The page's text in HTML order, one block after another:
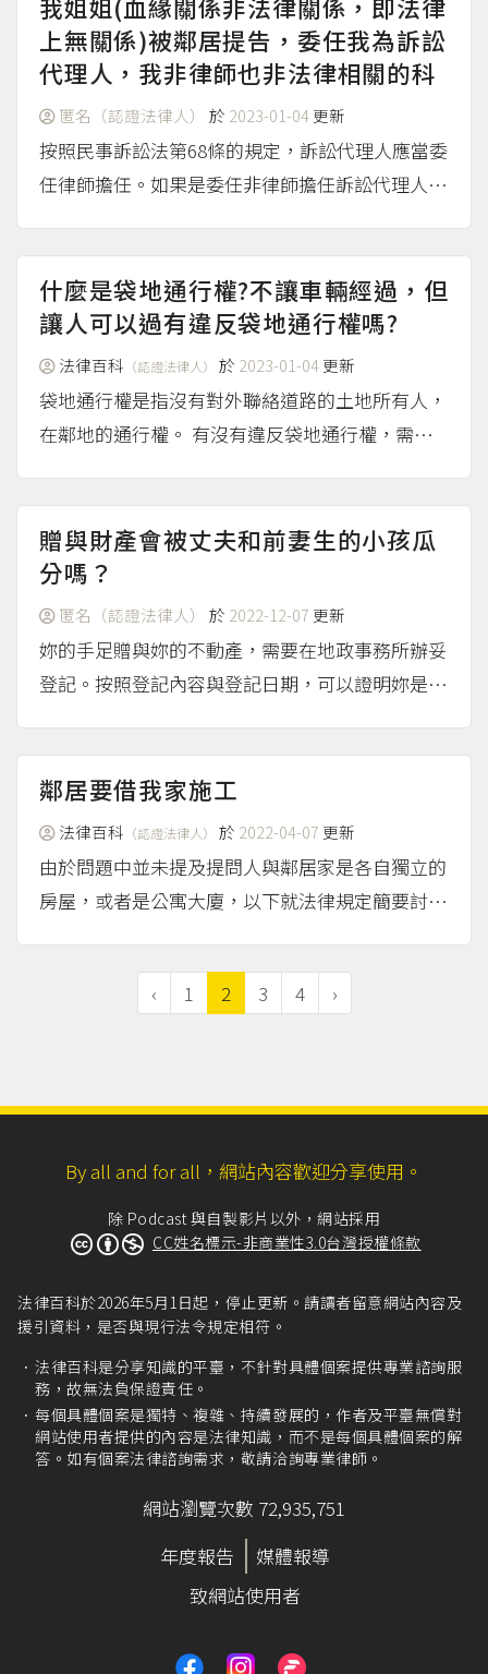
於土地所有權爭議...（more...）
我姐姐(血緣關係非法律關係，即法律
上無關係)被鄰居提告，委任我為訴訟
代理人，我非律師也非法律相關的科
匿名（認證法律人） 於 2023-01-04更新
按照民事訴訟法第68條的規定，訴訟代理人應當委
任律師擔任。如果是委任非律師擔任訴訟代理人，
師為訴訟代理人許可準則》第3條的規定，當事人
可以委任三親等以內的血親為訴訟代理人，必須獲
得該案審判長的許可...（more...）
什麼是袋地通行權?不讓車輛經過，但
讓人可以過有違反袋地通行權嗎?
法律百科 （認證法律人） 於 2023-01-04更新
袋地通行權是指沒有對外聯絡道路的土地所有人，
在鄰地的通行權。 有沒有違反袋地通行權，需要
詳細說明： 什麼是袋地通行權 袋地通行權是為了
發揮土地價值 「袋地」一詞是參考日本法規定而
來，指沒有對外聯絡...
贈與財產會被丈夫和前妻生的小孩瓜
分嗎？
匿名（認證法律人） 於 2022-12-07 更新
妳的手足贈與妳的不動產，需要在地政事務所辦妥
登記。按照登記內容與登記日期，可以證明妳是不
「婚後財產」。在「法定財產制」裡，依民法第10
17條第1項規定，婚後受贈的不動產屬於妳個人所
有；又依第102...
（more...）
鄰居要借我家施工
法律百科 （認證法律人） 於 2022-04-07 更新
由於問題中並未提及提問人與鄰居家是各自獨立的
房屋，或者是公寓大廈，以下就法律規定簡要討
家一定要配合鄰居修繕嗎？ 公寓大廈住戶有配合
修繕的義務 依據公寓大廈管理條例的規定，如果
‹ 1 2 3 4 ›
By all and for all，網站內容歡迎分享使用。
除 Podcast 與自製影片以外，網站採用
CC姓名標示-非商業性3.0台灣授權條款
法律百科於2026年5月1日起，停止更新。請讀者留意網站內容及
援引資料，是否與現行法令規定相符。
法律百科是分享知識的平臺，不針對具體個案提供專業諮詢服
務，故無法負保證責任。
每個具體個案是獨特、複雜、持續發展的，作者及平臺無償對
網站使用者提供的內容是法律知識，而不是每個具體個案的解
答。如有個案法律諮詢需求，敬請洽詢專業律師。
網站瀏覽次數 72,935,751
年度報告
媒體報導
致網站使用者